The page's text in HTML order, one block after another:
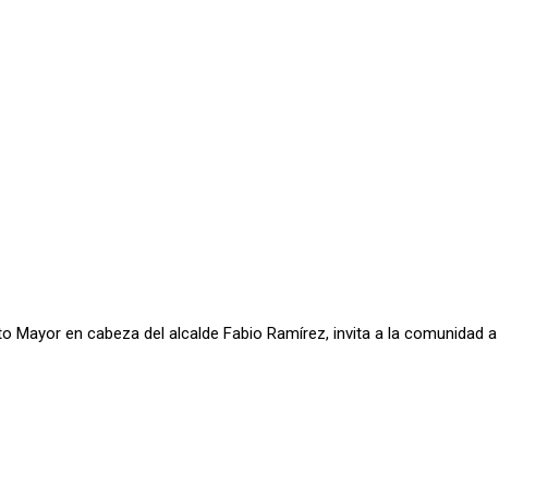
Mayor en cabeza del alcalde Fabio Ramírez, invita a la comunidad a